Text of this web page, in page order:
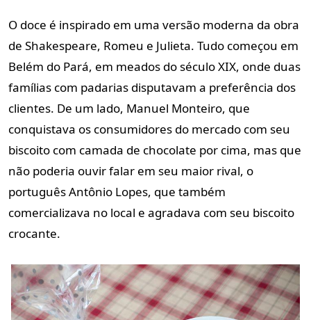
O doce é inspirado em uma versão moderna da obra
de Shakespeare, Romeu e Julieta. Tudo começou em
Belém do Pará, em meados do século XIX, onde duas
famílias com padarias disputavam a preferência dos
clientes. De um lado, Manuel Monteiro, que
conquistava os consumidores do mercado com seu
biscoito com camada de chocolate por cima, mas que
não poderia ouvir falar em seu maior rival, o
português Antônio Lopes, que também
comercializava no local e agradava com seu biscoito
crocante.